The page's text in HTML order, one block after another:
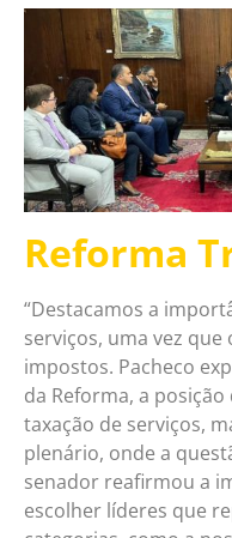
Reforma
“Destacamos a
serviços, uma vez
impostos. Pacheco
da Reforma, a
taxação de serviços,
plenário, onde a
senador reafirmou a
escolher líderes que